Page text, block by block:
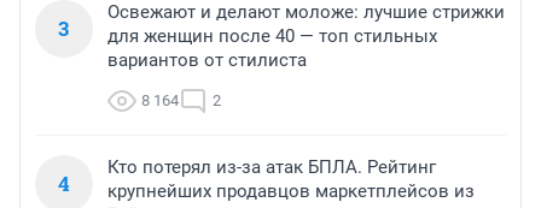
3
Освежают и делают моложе: лучшие стрижки
для женщин после 40 — топ стильных
вариантов от стилиста
8 164 2
4
Кто потерял из-за атак БПЛА. Рейтинг
крупнейших продавцов маркетплейсов из